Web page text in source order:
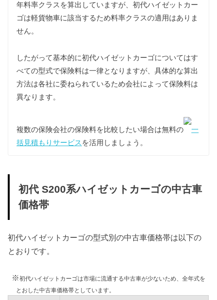
初代ハイゼットカーゴは660cc以下の貨物軽自動車の
課税クラスとなります。
また初代ハイゼットカーゴはすべての年式で新車登
重量税
軽自動車の重量税は車両重量の大小にかかわらず同
また初代ハイゼットカーゴはすべての年式で新車登
重量税が約25%増額され、新車登録後18年が経過し
年経過車両をもとに算出しています。
S200V
車検費用
検費用を30,000円としています。
自賠責
年料率クラスを算出していますが、初代ハイゼットカー
ゴは軽貨物車に該当するため料率クラスの適用はありま
せん。
したがって基本的に初代ハイゼットカーゴについてはす
べての型式で保険料は一律となりますが、具体的な算出
方法は各社に委ねられているため会社によって保険料は
異なります。
複数の保険会社の保険料を比較したい場合は無料の
一
括見積もりサービス を活用しましょう。
初代 S200系ハイゼットカーゴの中古車
価格帯
初代ハイゼットカーゴの型式別の中古車価格帯は以下の
とおりです。
※初代ハイゼットカーゴは市場に流通する中古車が少ないため、全年式を
とおした中古車価格帯としています。